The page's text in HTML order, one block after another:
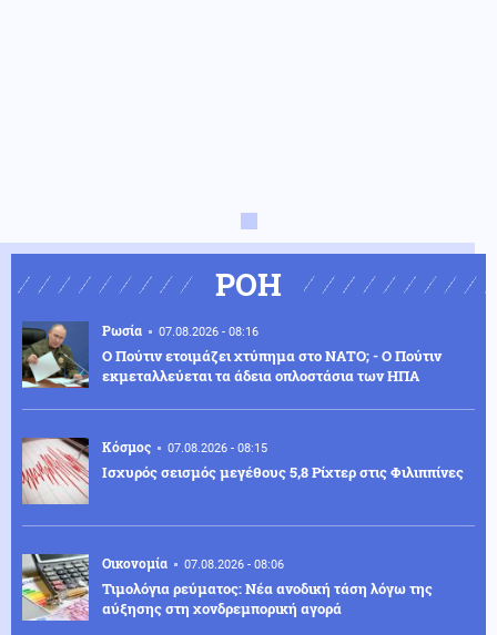
ΡΟΗ
Ρωσία 07.08.2026 - 08:16
Ο Πούτιν ετοιμάζει χτύπημα στο ΝΑΤΟ; - Ο Πούτιν
εκμεταλλεύεται τα άδεια οπλοστάσια των ΗΠΑ
Κόσμος 07.08.2026 - 08:15
Ισχυρός σεισμός μεγέθους 5,8 Ρίχτερ στις Φιλιππίνες
Οικονομία 07.08.2026 - 08:06
Τιμολόγια ρεύματος: Νέα ανοδική τάση λόγω της
αύξησης στη χονδρεμπορική αγορά